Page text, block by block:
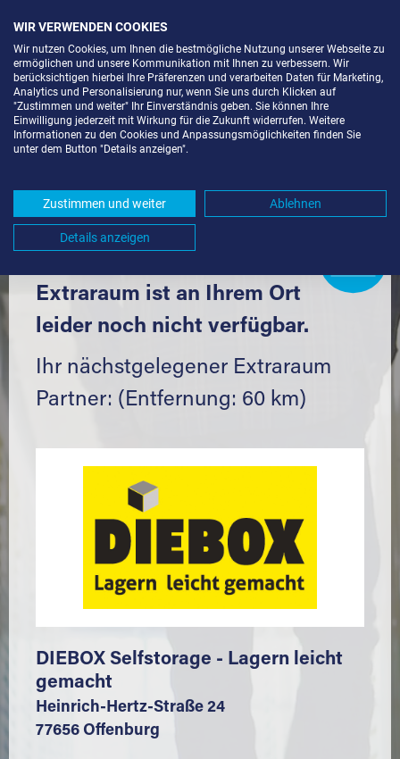
LAGERBOX IN EHRENKIRCHEN
Komfortabel einlagern mit Extraraum
Extraraum ist an Ihrem Ort
leider noch nicht verfügbar.
Ihr nächstgelegener Extraraum
Partner: (Entfernung: 60 km)
DIEBOX Selfstorage - Lagern leicht
gemacht
Heinrich-Hertz-Straße 24
77656 Offenburg
WIR VERWENDEN COOKIES
Wir nutzen Cookies, um Ihnen die bestmögliche Nutzung unserer Webseite zu
ermöglichen und unsere Kommunikation mit Ihnen zu verbessern. Wir
berücksichtigen hierbei Ihre Präferenzen und verarbeiten Daten für Marketing,
Analytics und Personalisierung nur, wenn Sie uns durch Klicken auf
"Zustimmen und weiter" Ihr Einverständnis geben. Sie können Ihre
Einwilligung jederzeit mit Wirkung für die Zukunft widerrufen. Weitere
Informationen zu den Cookies und Anpassungsmöglichkeiten finden Sie
unter dem Button "Details anzeigen".
Zustimmen und weiter Ablehnen
Details anzeigen